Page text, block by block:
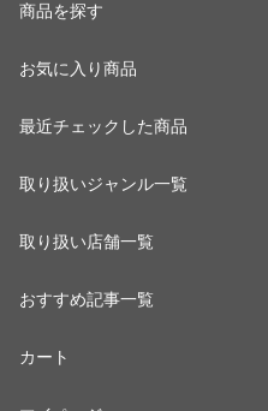
商品を探す
お気に入り商品
最近チェックした商品
取り扱いジャンル一覧
取り扱い店舗一覧
おすすめ記事一覧
カート